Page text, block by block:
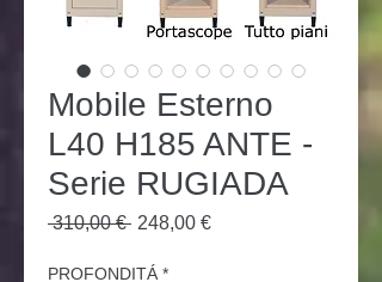
Mobile Esterno
L40 H185 ANTE -
Serie RUGIADA
310,00 € Prezzo
248,00 €Prezzo
PROFONDITÁ *